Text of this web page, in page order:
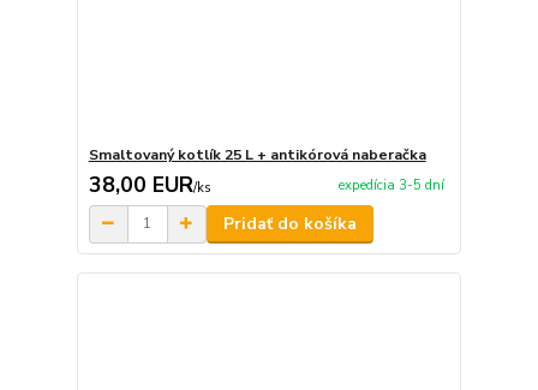
Smaltovaný kotlík 25 L + antikórová naberačka
38,00 EUR/ks expedícia 3-5 dní
Pridať do košíka